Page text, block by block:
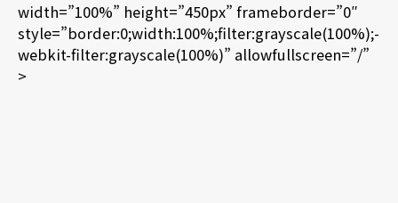
width=”100%” height=”450px” frameborder=”0″
style=”border:0;width:100%;filter:grayscale(100%);-
webkit-filter:grayscale(100%)” allowfullscreen=”/”
>